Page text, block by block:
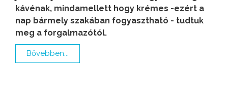
kávénak, mindamellett hogy krémes -ezért a
nap bármely szakában fogyasztható - tudtuk
meg a forgalmazótól.
Bővebben...